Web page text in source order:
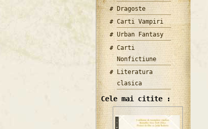
Dragoste
Carti Vampiri
Urban Fantasy
Carti
Nonfictiune
Literatura
clasica
Cele mai citite :